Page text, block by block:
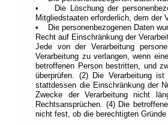
• Die Löschung der
Mitgliedstaaten erforderlich, dem der
• Die personenbezogenen Daten
Recht auf Einschränkung der
Jede von der Verarbeitung
Verarbeitung zu verlangen, wenn
betroffenen Person bestritten, und
überprüfen. (2) Die Verarbeitung
stattdessen die Einschränkung der
Zwecke der Verarbeitung nicht
Rechtsansprüchen. (4) Die
nicht fest, ob die berechtigten